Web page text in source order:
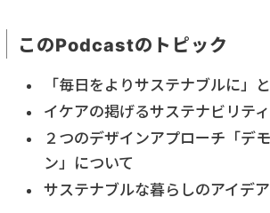
このPodcastのトピック
「毎日をよりサステナブルに」
イケアの掲げるサステナビリテ
２つのデザインアプローチ「デ
ン」について
サステナブルな暮らしのアイデ